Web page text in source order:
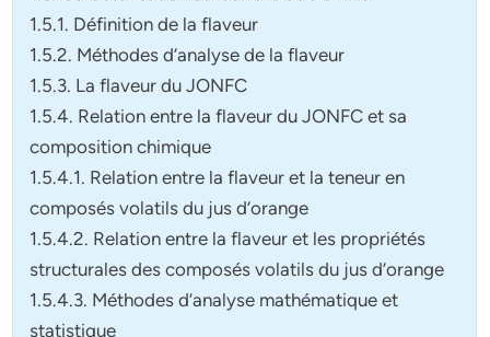
1.5.1. Définition de la flaveur
1.5.2. Méthodes d’analyse de la flaveur
1.5.3. La flaveur du JONFC
1.5.4. Relation entre la flaveur du JONFC et sa
composition chimique
1.5.4.1. Relation entre la flaveur et la teneur en
composés volatils du jus d’orange
1.5.4.2. Relation entre la flaveur et les propriétés
structurales des composés volatils du jus d’orange
1.5.4.3. Méthodes d’analyse mathématique et
statistique